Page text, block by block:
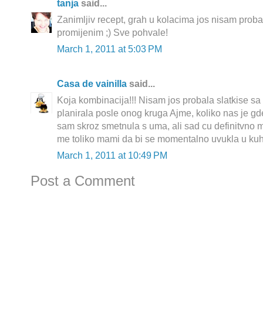
tanja said...
Zanimljiv recept, grah u kolacima jos nisam
promijenim ;) Sve pohvale!
March 1, 2011 at 5:03 PM
Casa de vainilla said...
Koja kombinacija!!! Nisam jos probala slatkise
planirala posle onog kruga Ajme, koliko nas je
sam skroz smetnula s uma, ali sad cu definitvno
me toliko mami da bi se momentalno uvukla u
March 1, 2011 at 10:49 PM
Post a Comment